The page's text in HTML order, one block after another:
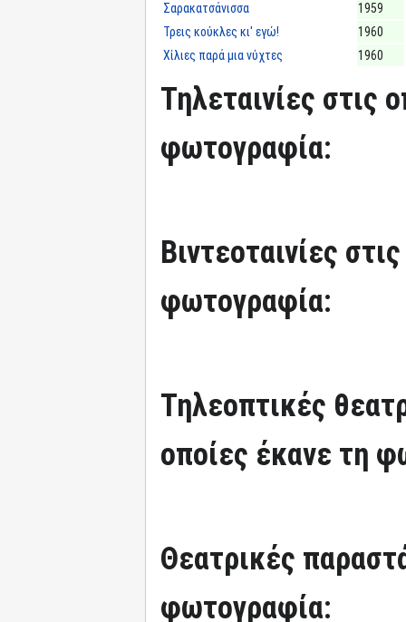
Σαρακατσάνισσα
1959
Τρεις κούκλες κι' εγώ!
1960
Χίλιες παρά μια νύχτες
1960
Τηλεταινίες στις
φωτογραφία:
Βιντεοταινίες
φωτογραφία:
Τηλεοπτικές
οποίες έκανε τη
Θεατρικές
φωτογραφία: